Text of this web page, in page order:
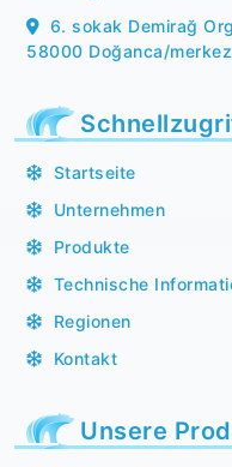
6. sokak Demirağ
58000 Doğanca/
Startseite
Unternehmen
Produkte
Technische
Regionen
Kontakt
Unsere